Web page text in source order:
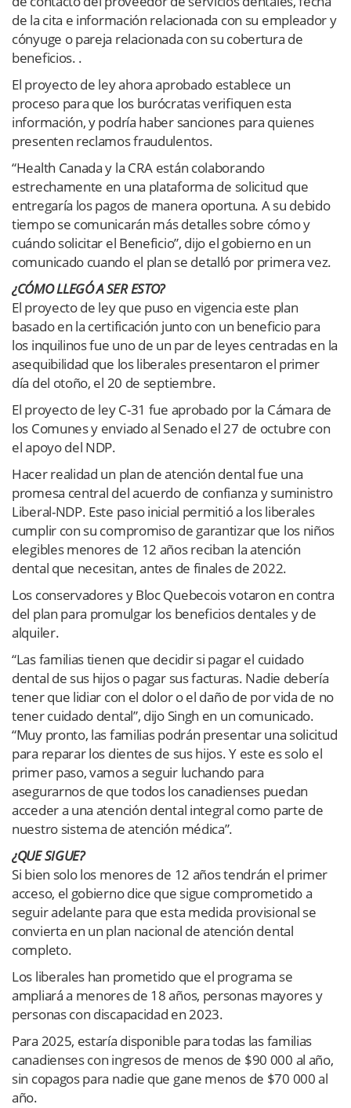
de la cita e información relacionada con su empleador y
cónyuge o pareja relacionada con su cobertura de
beneficios. .
El proyecto de ley ahora aprobado establece un
proceso para que los burócratas verifiquen esta
información, y podría haber sanciones para quienes
presenten reclamos fraudulentos.
“Health Canada y la CRA están colaborando
estrechamente en una plataforma de solicitud que
entregaría los pagos de manera oportuna. A su debido
tiempo se comunicarán más detalles sobre cómo y
cuándo solicitar el Beneficio”, dijo el gobierno en un
comunicado cuando el plan se detalló por primera vez.
¿CÓMO LLEGÓ A SER ESTO?
El proyecto de ley que puso en vigencia este plan
basado en la certificación junto con un beneficio para
los inquilinos fue uno de un par de leyes centradas en la
asequibilidad que los liberales presentaron el primer
día del otoño, el 20 de septiembre.
El proyecto de ley C-31 fue aprobado por la Cámara de
los Comunes y enviado al Senado el 27 de octubre con
el apoyo del NDP.
Hacer realidad un plan de atención dental fue una
promesa central del acuerdo de confianza y suministro
Liberal-NDP. Este paso inicial permitió a los liberales
cumplir con su compromiso de garantizar que los niños
elegibles menores de 12 años reciban la atención
dental que necesitan, antes de finales de 2022.
Los conservadores y Bloc Quebecois votaron en contra
del plan para promulgar los beneficios dentales y de
alquiler.
“Las familias tienen que decidir si pagar el cuidado
dental de sus hijos o pagar sus facturas. Nadie debería
tener que lidiar con el dolor o el daño de por vida de no
tener cuidado dental”, dijo Singh en un comunicado.
“Muy pronto, las familias podrán presentar una solicitud
para reparar los dientes de sus hijos. Y este es solo el
primer paso, vamos a seguir luchando para
asegurarnos de que todos los canadienses puedan
acceder a una atención dental integral como parte de
nuestro sistema de atención médica”.
¿QUE SIGUE?
Si bien solo los menores de 12 años tendrán el primer
acceso, el gobierno dice que sigue comprometido a
seguir adelante para que esta medida provisional se
convierta en un plan nacional de atención dental
completo.
Los liberales han prometido que el programa se
ampliará a menores de 18 años, personas mayores y
personas con discapacidad en 2023.
Para 2025, estaría disponible para todas las familias
canadienses con ingresos de menos de $90 000 al año,
sin copagos para nadie que gane menos de $70 000 al
año.